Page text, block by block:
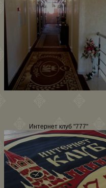
Интернет клуб "777"